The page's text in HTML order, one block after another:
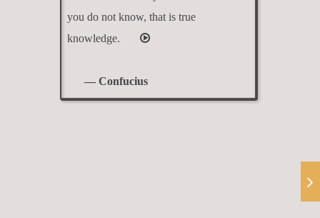
you do not know, that is true
knowledge.
— Confucius